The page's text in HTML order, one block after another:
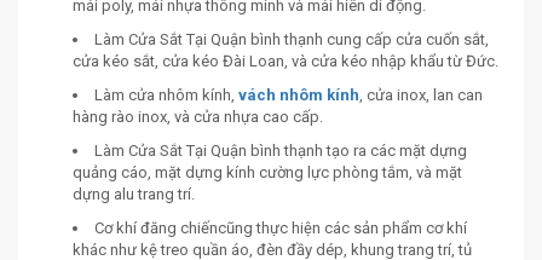
mái poly, mái nhựa thông minh và mái hiên di động.
Làm Cửa Sắt Tại Quận bình thạnh cung cấp cửa cuốn sắt,
cửa kéo sắt, cửa kéo Đài Loan, và cửa kéo nhập khẩu từ Đức.
Làm cửa nhôm kính, vách nhôm kính , cửa inox, lan can
hàng rào inox, và cửa nhựa cao cấp.
Làm Cửa Sắt Tại Quận bình thạnh tạo ra các mặt dựng
quảng cáo, mặt dựng kính cường lực phòng tắm, và mặt
dựng alu trang trí.
Cơ khí đăng chiếncũng thực hiện các sản phẩm cơ khí
khác như kệ treo quần áo, đèn đầy dép, khung trang trí, tủ